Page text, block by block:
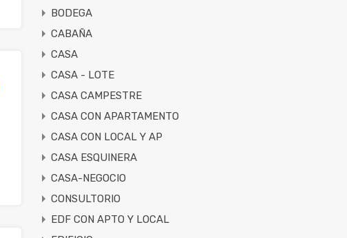
BODEGA
CABAÑA
CASA
CASA - LOTE
CASA CAMPESTRE
CASA CON APARTAMENTO
CASA CON LOCAL Y AP
CASA ESQUINERA
CASA-NEGOCIO
CONSULTORIO
EDF CON APTO Y LOCAL